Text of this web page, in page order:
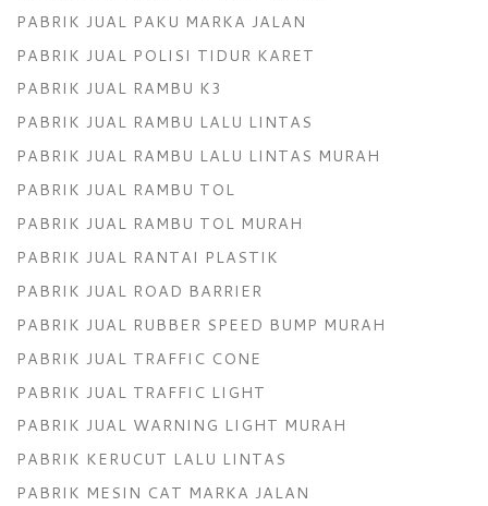
PABRIK JUAL PAKU MARKA JALAN
PABRIK JUAL POLISI TIDUR KARET
PABRIK JUAL RAMBU K3
PABRIK JUAL RAMBU LALU LINTAS
PABRIK JUAL RAMBU LALU LINTAS MURAH
PABRIK JUAL RAMBU TOL
PABRIK JUAL RAMBU TOL MURAH
PABRIK JUAL RANTAI PLASTIK
PABRIK JUAL ROAD BARRIER
PABRIK JUAL RUBBER SPEED BUMP MURAH
PABRIK JUAL TRAFFIC CONE
PABRIK JUAL TRAFFIC LIGHT
PABRIK JUAL WARNING LIGHT MURAH
PABRIK KERUCUT LALU LINTAS
PABRIK MESIN CAT MARKA JALAN